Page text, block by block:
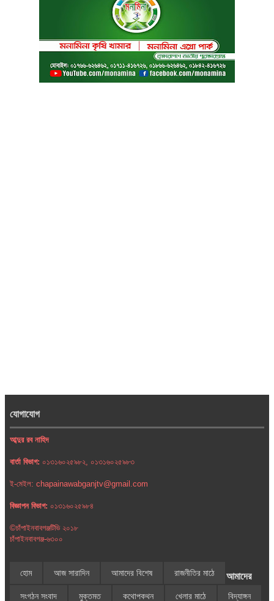
যোগাযোগ
আব্দুর রব নাহিদ
বার্তা বিভাগ: ০১৩১৬০২৫৯৮২, ০১৩১৬০২৫৯৮৩
ই-মেইল: chapainawabganjtv@gmail.com
বিজ্ঞাপন বিভাগ: ০১৩১৬০২৫৯৮৪
©চাঁপাইনবাবগঞ্জটিভি ২০১৮
চাঁপাইনবাবগঞ্জ-৬৩০০
হোম আজ সারাদিন আমাদের বিশেষ রাজনীতির মাঠে
সংগঠন সংবাদ মুক্তমত কথোপকথন খেলার মাঠে বিদ্যাঙ্গন
আমাদের